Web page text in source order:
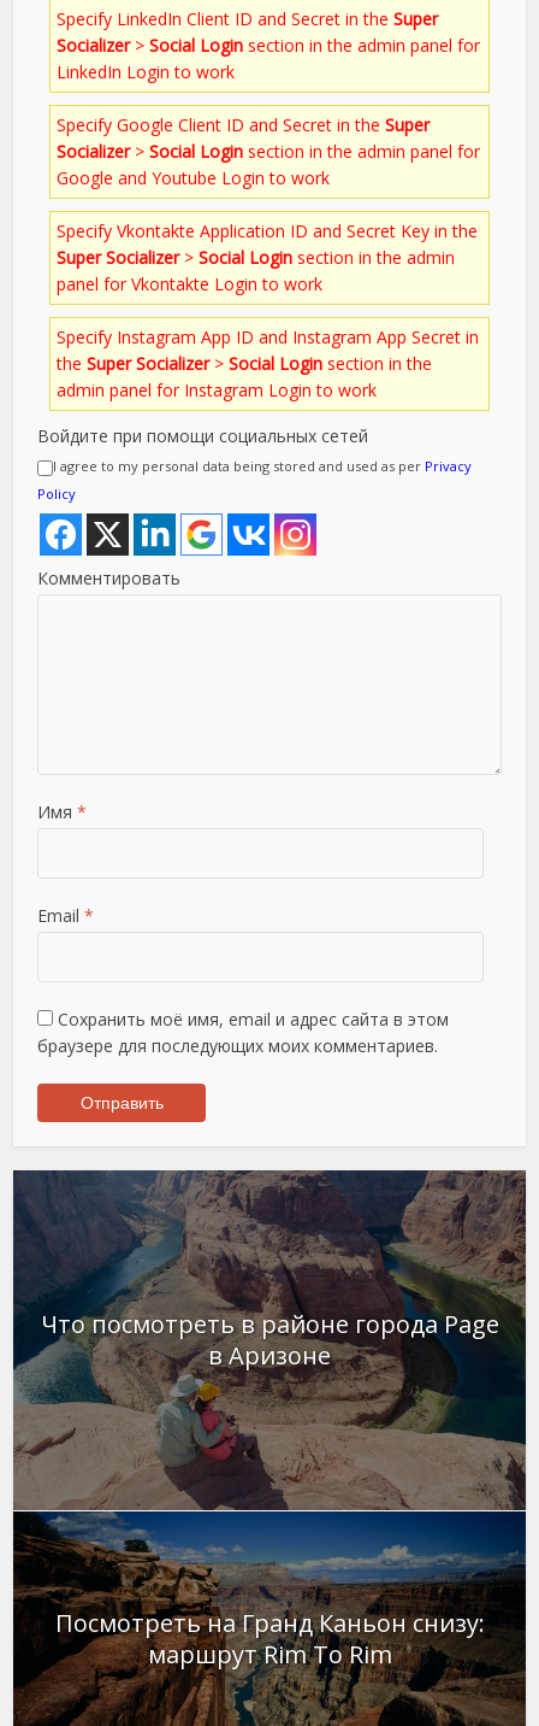
Specify LinkedIn Client ID and Secret in theSuper
Socializer>Social Login section in the admin panel for
LinkedIn Login to work
Specify Google Client ID and Secret in theSuper
Socializer>Social Login section in the admin panel for
Google and Youtube Login to work
Specify Vkontakte Application ID and Secret Key in the
Super Socializer>Social Login section in the admin
panel for Vkontakte Login to work
Specify Instagram App ID and Instagram App Secret in
theSuper Socializer>Social Login section in the
admin panel for Instagram Login to work
Войдите при помощи социальных сетей
I agree to my personal data being stored and used as per Privacy
Policy
Комментировать
Имя *
Email *
Сохранить моё имя, email и адрес сайта в этом
браузере для последующих моих комментариев.
Что посмотреть в районе города Page
в Аризоне
Посмотреть на Гранд Каньон снизу:
маршрут Rim To Rim